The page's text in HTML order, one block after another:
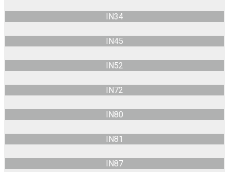
IN34
IN45
IN52
IN72
IN80
IN81
IN87